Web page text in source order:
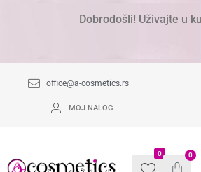
Dobrodošli! Uživajte u
office@a-cosmetics.rs
MOJ NALOG
0 0